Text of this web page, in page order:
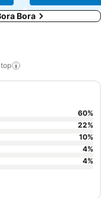
Bora
top
60%
22%
10%
4%
4%